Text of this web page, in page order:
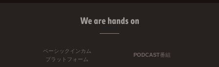
We are hands on
ベーシックインカム
プラットフォーム
PODCAST番組